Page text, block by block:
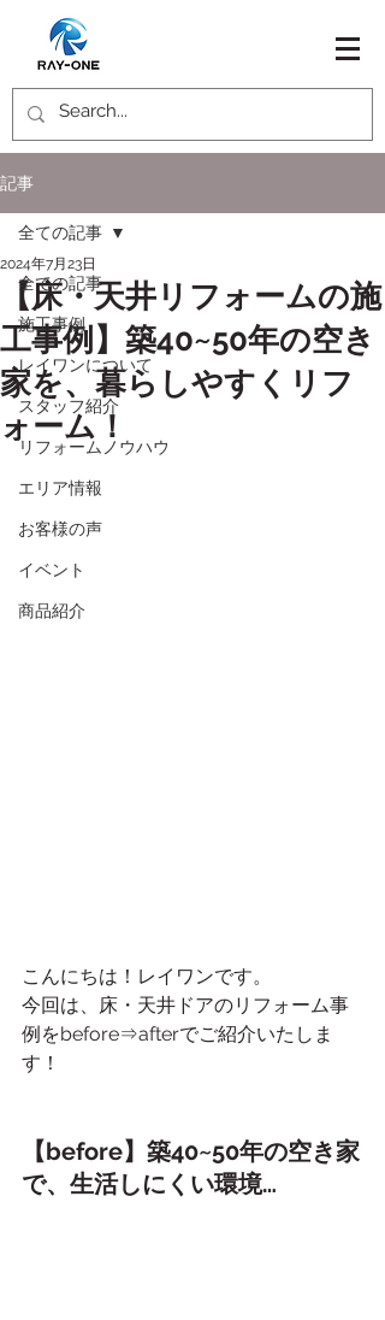
記事
全ての記事
施工事例
レイワンについて
スタッフ紹介
リフォームノウハウ
エリア情報
お客様の声
イベント
商品紹介
全ての記事
【床・天井リフォームの施
工事例】築40~50年の空き
家を、暮らしやすくリフ
ォーム！
2024年7月23日
こんにちは！レイワンです。
今回は、床・天井ドアのリフォーム事
例をbefore⇒afterでご紹介いたしま
す！
【before】築40~50年の空き家
で、生活しにくい環境…